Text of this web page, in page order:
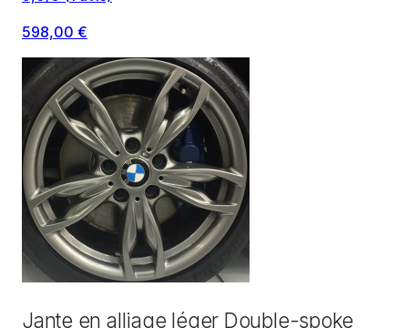
598,00 €
Jante en alliage léger Double-spoke